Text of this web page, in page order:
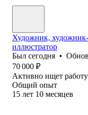
Художник,
иллюстратор
Был сегодня •
70 000 ₽
Активно ищет работу
Общий опыт
15 лет 10 месяцев